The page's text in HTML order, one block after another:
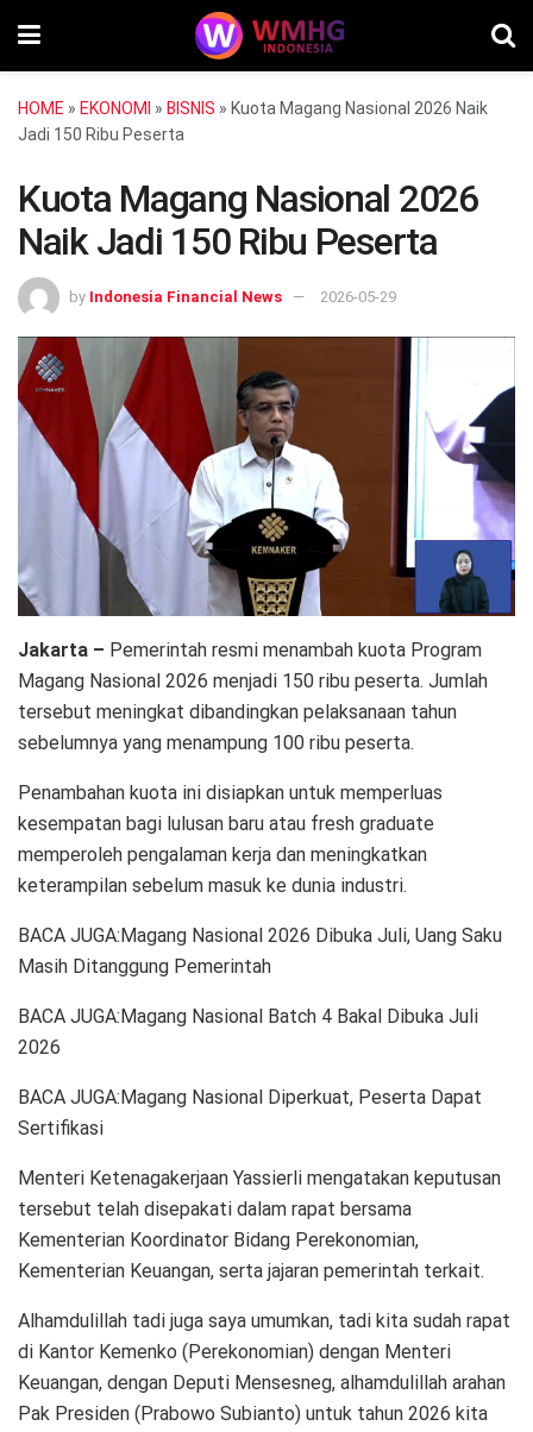
HOME » EKONOMI » BISNIS » Kuota Magang Nasional 2026 Naik
Jadi 150 Ribu Peserta
Kuota Magang Nasional 2026
Naik Jadi 150 Ribu Peserta
by Indonesia Financial News 2026-05-29
Jakarta – Pemerintah resmi menambah kuota Program
Magang Nasional 2026 menjadi 150 ribu peserta. Jumlah
tersebut meningkat dibandingkan pelaksanaan tahun
sebelumnya yang menampung 100 ribu peserta.
Penambahan kuota ini disiapkan untuk memperluas
kesempatan bagi lulusan baru atau fresh graduate
memperoleh pengalaman kerja dan meningkatkan
keterampilan sebelum masuk ke dunia industri.
BACA JUGA:Magang Nasional 2026 Dibuka Juli, Uang Saku
Masih Ditanggung Pemerintah
BACA JUGA:Magang Nasional Batch 4 Bakal Dibuka Juli
2026
BACA JUGA:Magang Nasional Diperkuat, Peserta Dapat
Sertifikasi
Menteri Ketenagakerjaan Yassierli mengatakan keputusan
tersebut telah disepakati dalam rapat bersama
Kementerian Koordinator Bidang Perekonomian,
Kementerian Keuangan, serta jajaran pemerintah terkait.
Alhamdulillah tadi juga saya umumkan, tadi kita sudah rapat
di Kantor Kemenko (Perekonomian) dengan Menteri
Keuangan, dengan Deputi Mensesneg, alhamdulillah arahan
Pak Presiden (Prabowo Subianto) untuk tahun 2026 kita